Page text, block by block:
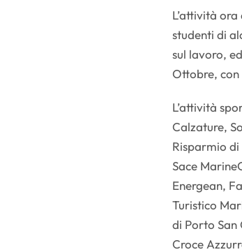
L’attività
studenti di
sul lavoro,
Ottobre, con
L’attività
Calzature,
Risparmio
Sace
Energean,
Turistico
di Porto
Croce